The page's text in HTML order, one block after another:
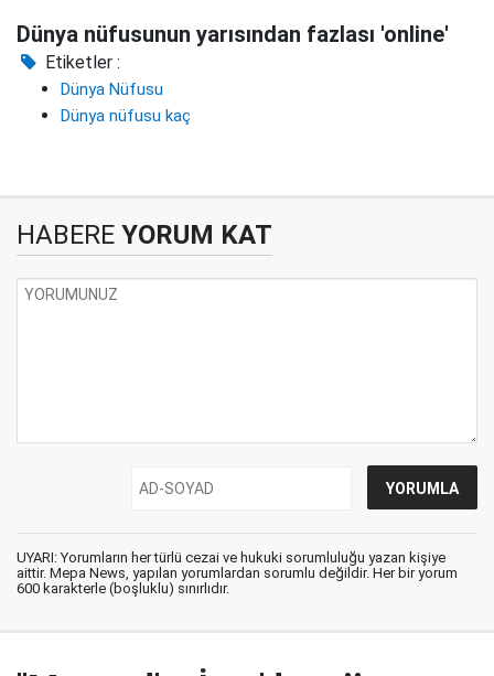
Dünya nüfusunun yarısından fazlası 'online'
Etiketler :
Dünya Nüfusu
Dünya nüfusu kaç
HABERE YORUM KAT
UYARI: Yorumların her türlü cezai ve hukuki sorumluluğu yazan kişiye
aittir. Mepa News, yapılan yorumlardan sorumlu değildir. Her bir yorum
600 karakterle (boşluklu) sınırlıdır.